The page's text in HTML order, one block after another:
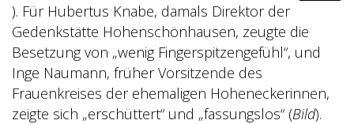
). Für Hubertus Knabe, damals Direktor der
Gedenkstätte Hohenschönhausen, zeugte die
Besetzung von „wenig Fingerspitzengefühl“, und
Inge Naumann, früher Vorsitzende des
Frauenkreises der ehemaligen Hoheneckerinnen,
zeigte sich „erschüttert“ und „fassungslos“ (Bild).